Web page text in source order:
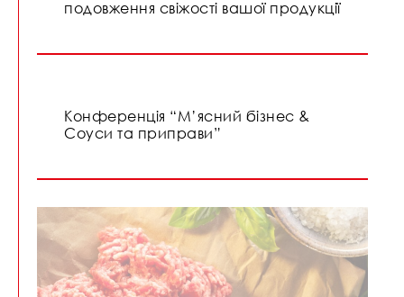
подовження свіжості вашої продукції
Конференція “М’ясний бізнес &
Соуси та приправи”